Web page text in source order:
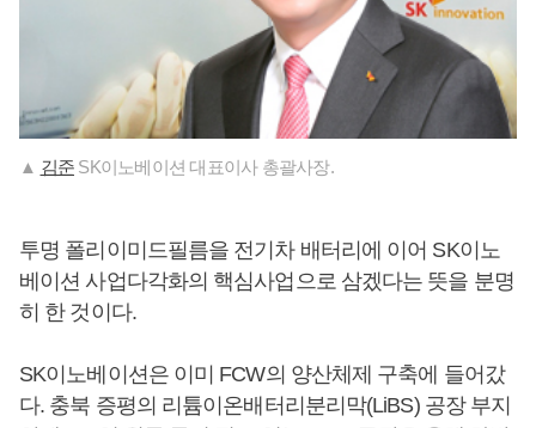
▲ 김준 SK이노베이션 대표이사 총괄사장.
투명 폴리이미드필름을 전기차 배터리에 이어 SK이노
베이션 사업다각화의 핵심사업으로 삼겠다는 뜻을 분명
히 한 것이다.
SK이노베이션은 이미 FCW의 양산체제 구축에 들어갔
다. 충북 증평의 리튬이온배터리분리막(LiBS) 공장 부지